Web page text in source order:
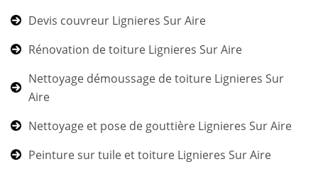
Devis couvreur Lignieres Sur Aire
Rénovation de toiture Lignieres Sur Aire
Nettoyage démoussage de toiture Lignieres Sur
Aire
Nettoyage et pose de gouttière Lignieres Sur Aire
Peinture sur tuile et toiture Lignieres Sur Aire